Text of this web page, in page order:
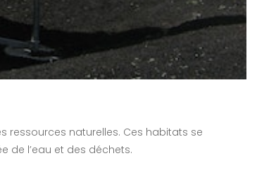
ressources naturelles. Ces habitats se
de l’eau et des déchets.